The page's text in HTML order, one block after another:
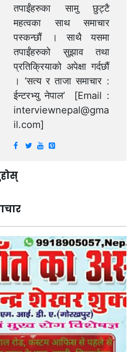
तपाईंहरुका सामु छुट्टै
महत्वका साथ समाचार
पस्कन्छौं । साथै यसमा
तपाईंहरुको सुझाव तथा
प्रतिक्रियाको अपेक्षा गर्दछौं
। ‘सत्य र ताजा समाचार :
ईन्टरभ्यु नेपाल’ [Email :
interviewnepal@gma
il.com]